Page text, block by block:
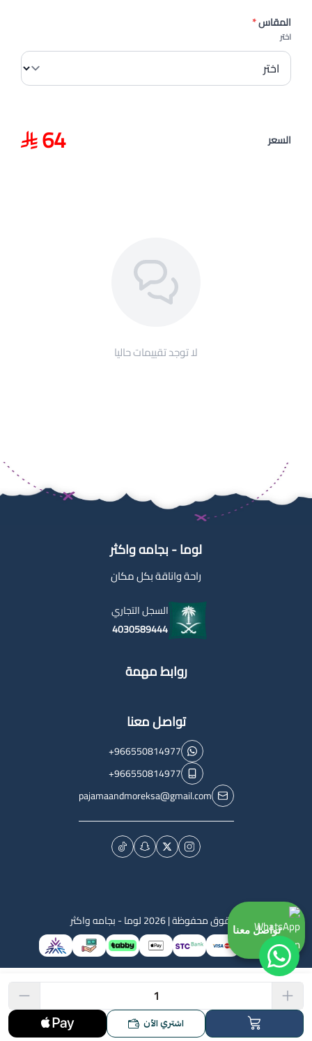
المقاس*
اختر
السعر 64
اشتري الآن
لا توجد تقييمات حاليا
لوما - بجامه واكثر
راحة واناقة بكل مكان
السجل التجاري
4030589444
روابط مهمة
تواصل معنا
+966550814977
+966550814977
pajamaandmoreksa@gmail.com
الحقوق محفوظة | 2026 لوما - بجامه واكثر
تواصل معنا